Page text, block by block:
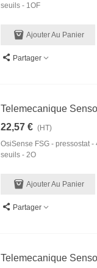
seuils - 1OF
Ajouter Au Panier
Partager
Telemecanique
22,57 € (HT)
OsiSense FSG - pressostat
seuils - 2O
Ajouter Au Panier
Partager
Telemecanique